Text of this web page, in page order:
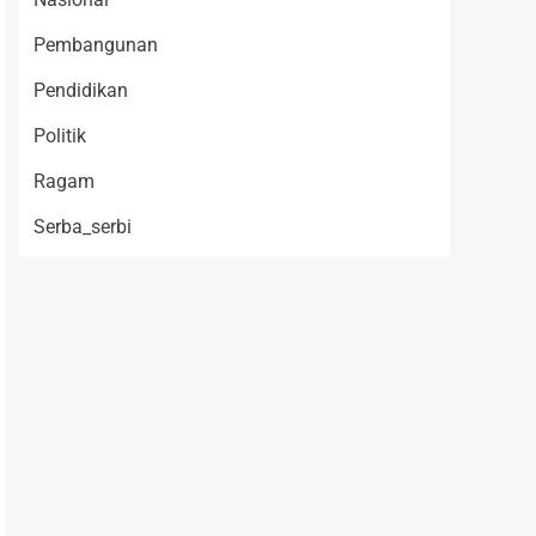
Pembangunan
Pendidikan
Politik
Ragam
Serba_serbi